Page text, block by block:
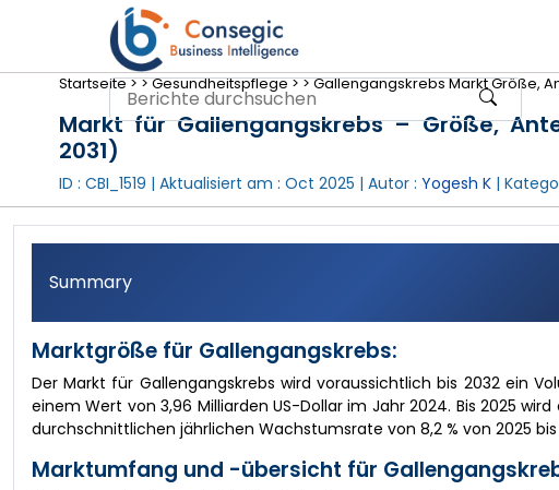
Startseite >>Gesundheitspflege >>Gallengangskrebs Markt Größe,
Markt für Gallengangskrebs – Größe,
2031)
ID : CBI_1519 | Aktualisiert am : Oct 2025 | Autor : Yogesh K|
Summary
Marktgröße für Gallengangskrebs:
Der Markt für Gallengangskrebs wird voraussichtlich bis 2032 ein
einem Wert von 3,96 Milliarden US-Dollar im Jahr 2024. Bis 2025
durchschnittlichen jährlichen Wachstumsrate von 8,2 % von 2025
Marktumfang und -übersicht für